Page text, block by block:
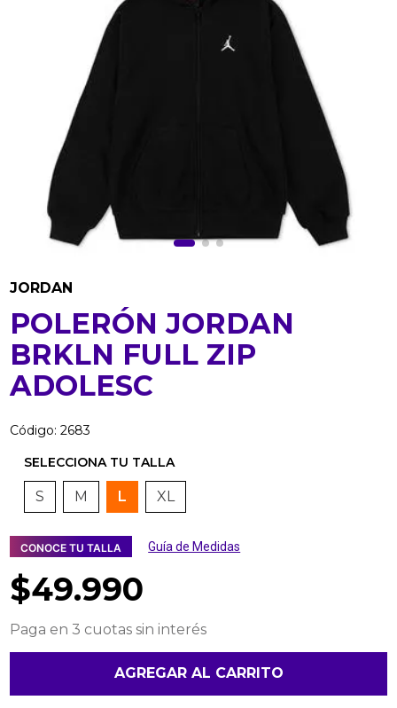
JORDAN
POLERÓN JORDAN
BRKLN FULL ZIP
ADOLESC
Código:2683
S M L XL
CONOCE TU TALLA Guía de Medidas
$49.990
Paga en 3 cuotas sin interés
AGREGAR AL CARRITO